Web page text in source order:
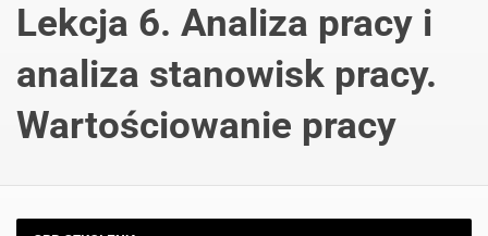
Lekcja 6. Analiza pracy i
analiza stanowisk pracy.
Wartościowanie pracy